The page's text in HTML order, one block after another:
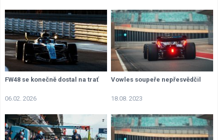
FW48 se konečně dostal na trať
06.02. 2026
Vowles soupeře nepřesvědčil
18.08. 2023